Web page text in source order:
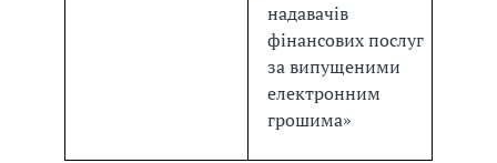
надавачів
фінансових послуг
за випущеними
електронним
грошима»